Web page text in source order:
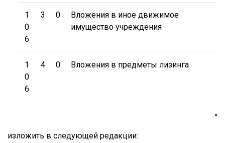
1
0
6
3 0
Вложения в иное движимое
имущество учреждения
1
0
6
4 0 Вложения в предметы лизинга
"
изложить в следующей редакции: